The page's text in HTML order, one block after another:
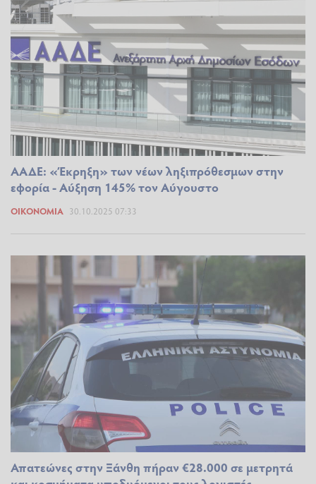
ΑΑΔΕ: «Έκρηξη» των νέων ληξιπρόθεσμων στην
εφορία - Αύξηση 145% τον Αύγουστο
ΟΙΚΟΝΟΜΊΑ 30.10.2025 07:33
Απατεώνες στην Ξάνθη πήραν €28.000 σε μετρητά